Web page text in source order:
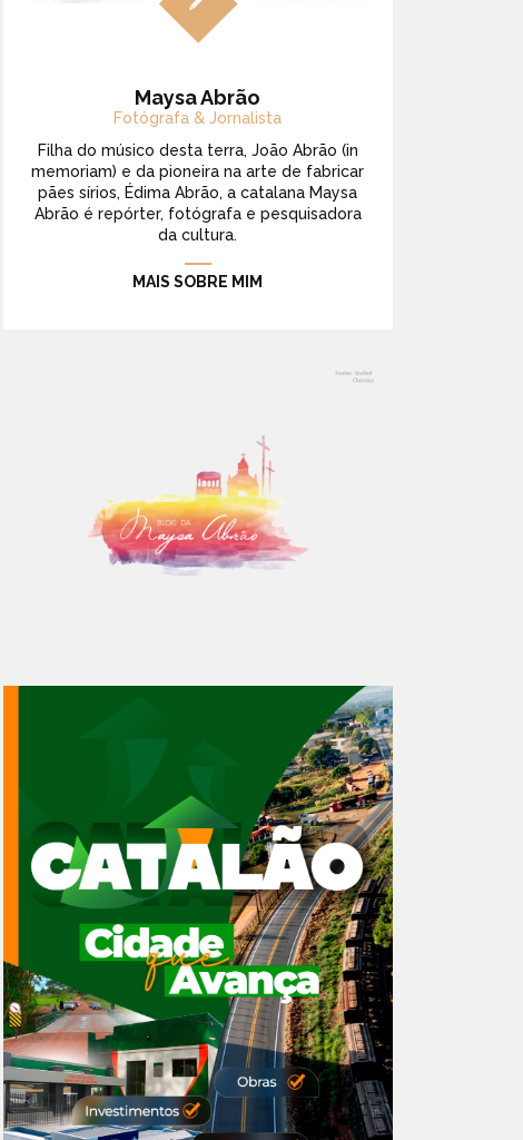
Maysa Abrão
Fotógrafa & Jornalista
Filha do músico desta terra, João Abrão (in
memoriam) e da pioneira na arte de fabricar
pães sírios, Édima Abrão, a catalana Maysa
Abrão é repórter, fotógrafa e pesquisadora
da cultura.
MAIS SOBRE MIM